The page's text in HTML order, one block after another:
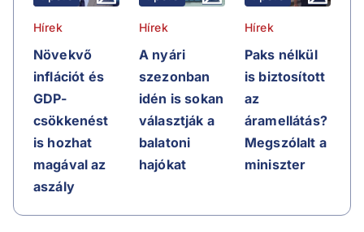
Hírek
Növekvő
inflációt és
GDP-
csökkenést
is hozhat
magával az
aszály
Hírek
A nyári
szezonban
idén is sokan
választják a
balatoni
hajókat
Hírek
Paks nélkül
is biztosított
az
áramellátás?
Megszólalt a
miniszter